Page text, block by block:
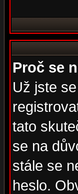
Proč se
Už jste
tato
se na
stále se
heslo.